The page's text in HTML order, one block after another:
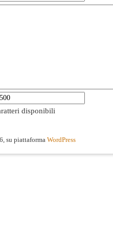
disponibili
su piattaforma WordPress